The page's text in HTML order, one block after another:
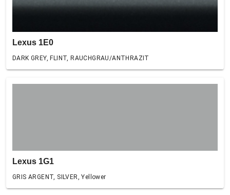
Lexus 1E0
DARK GREY, FLINT, RAUCHGRAU/ANTHRAZIT
Lexus 1G1
GRIS ARGENT, SILVER, Yellower